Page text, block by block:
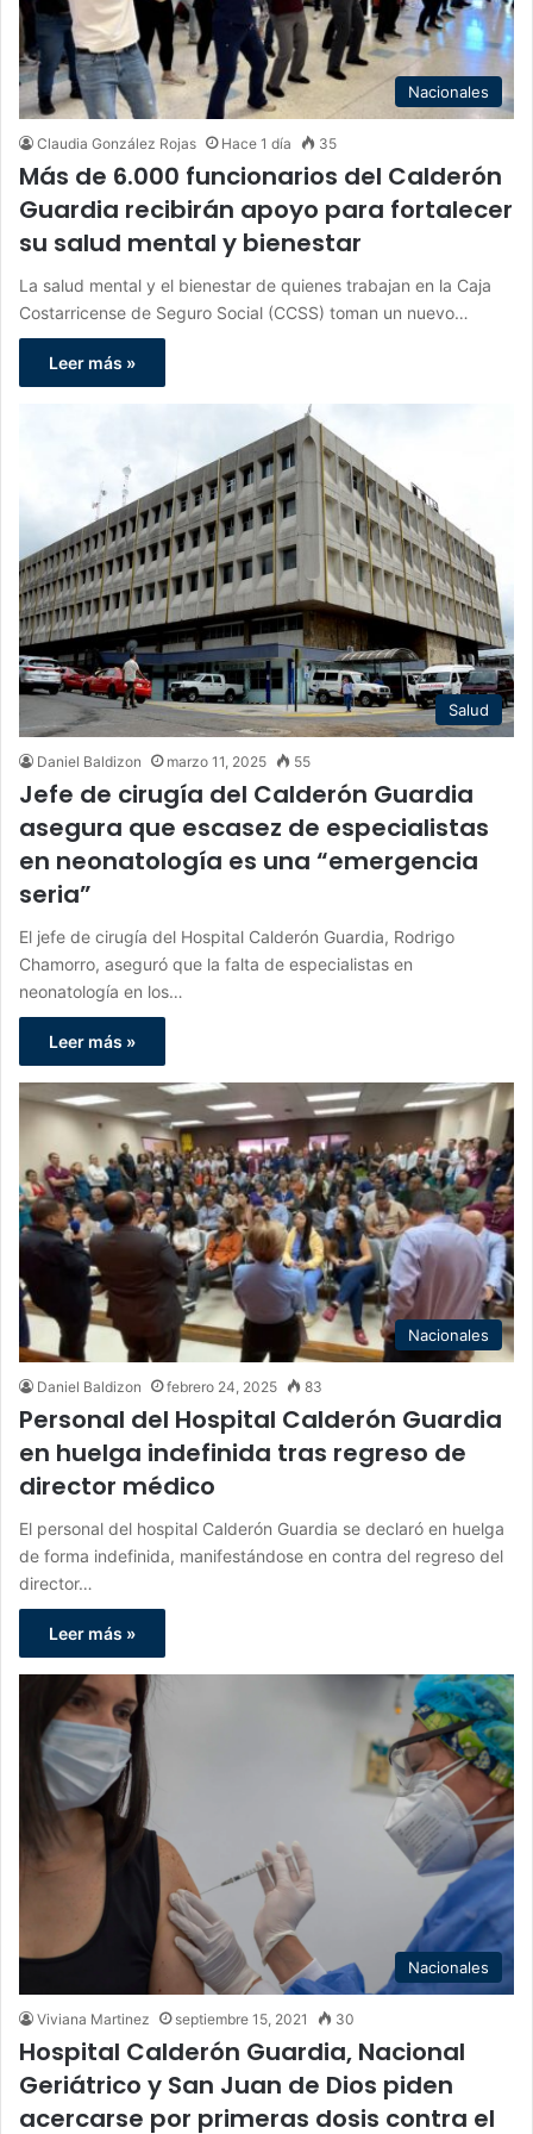
Nacionales
Claudia González Rojas Hace 1 día 35
Más de 6.000 funcionarios del Calderón
Guardia recibirán apoyo para fortalecer
su salud mental y bienestar
La salud mental y el bienestar de quienes trabajan en la Caja
Costarricense de Seguro Social (CCSS) toman un nuevo…
Leer más »
Salud
Daniel Baldizon marzo 11, 2025 55
Jefe de cirugía del Calderón Guardia
asegura que escasez de especialistas
en neonatología es una “emergencia
seria”
El jefe de cirugía del Hospital Calderón Guardia, Rodrigo
Chamorro, aseguró que la falta de especialistas en
neonatología en los…
Leer más »
Nacionales
Daniel Baldizon febrero 24, 2025 83
Personal del Hospital Calderón Guardia
en huelga indefinida tras regreso de
director médico
El personal del hospital Calderón Guardia se declaró en huelga
de forma indefinida, manifestándose en contra del regreso del
director…
Leer más »
Nacionales
Viviana Martinez septiembre 15, 2021 30
Hospital Calderón Guardia, Nacional
Geriátrico y San Juan de Dios piden
acercarse por primeras dosis contra el